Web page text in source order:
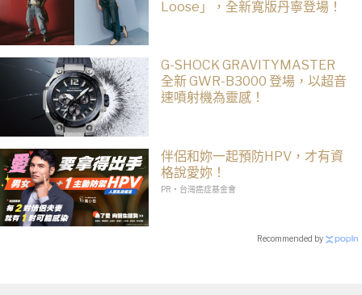
Loose」，全新寬版丹寧登場！
G-SHOCK GRAVITYMASTER
全新 GWR-B3000 登場，以超音
速噴射機為靈感！
伴侶和妳一起預防HPV，才有資
格說愛妳！
PR・台灣癌症基金會
Recommended by